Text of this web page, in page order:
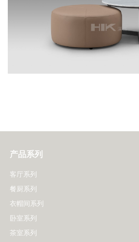
产品系列
客厅系列
餐厨系列
衣帽间系列
卧室系列
茶室系列